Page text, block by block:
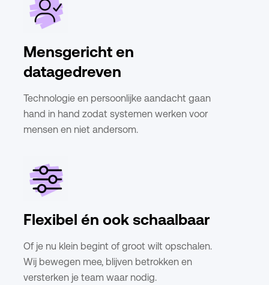
Mensgericht en
datagedreven
Technologie en persoonlijke aandacht gaan
hand in hand zodat systemen werken voor
mensen en niet andersom.
Flexibel én ook schaalbaar
Of je nu klein begint of groot wilt opschalen.
Wij bewegen mee, blijven betrokken en
versterken je team waar nodig.